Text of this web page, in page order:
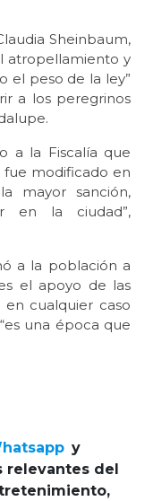
Sheinbaum,
atropellamiento y
el peso de la ley”
a los peregrinos
a la Fiscalía que
modificado en
mayor sanción,
en la ciudad”,
a la población a
el apoyo de las
cualquier caso
una época que
y
relevantes del